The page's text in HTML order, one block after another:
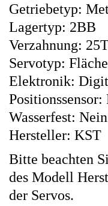
Getriebetyp:
Lagertyp: 2BB
Verzahnung:
Servotyp:
Elektronik:
Wasserfest: Nein
Hersteller: KST
Bitte beachten
des Modell
der Servos.